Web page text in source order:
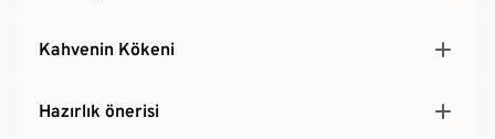
Kahvenin Kökeni
Hazırlık önerisi